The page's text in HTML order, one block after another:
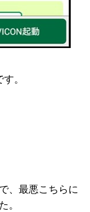
。
、最悪こちらに
。